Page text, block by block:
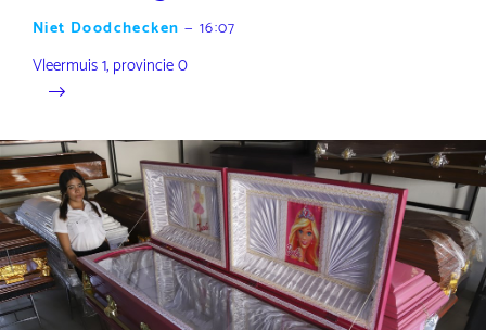
Niet Doodchecken — 16:07
Vleermuis 1, provincie 0